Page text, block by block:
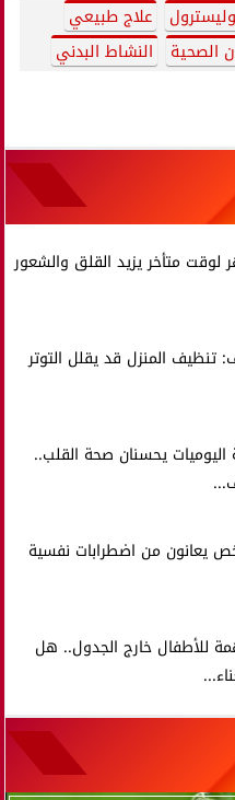
علاج طبيعي
الصحية النشاط البدني
لوقت متأخر يزيد القلق والشعور
المنزل قد يقلل التوتر
اليوميات يحسنان صحة القلب..
شخص يعانون من اضطرابات نفسية
للأطفال خارج الجدول.. هل